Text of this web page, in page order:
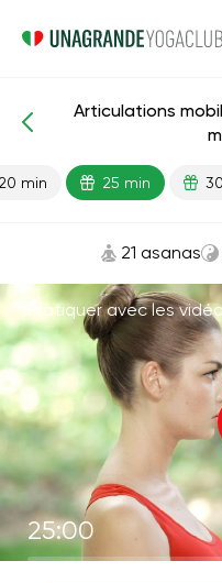
Articulations
min 25 min
21 asanas
Pratiquer avec les
25:00